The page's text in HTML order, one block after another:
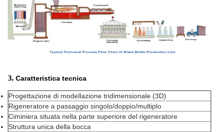
3. Caratteristica tecnica
Progettazione di modellazione tridimensionale (3D)
Rigeneratore a passaggio singolo/doppio/multiplo
Ciminiera situata nella parte superiore del rigeneratore
Struttura unica della bocca